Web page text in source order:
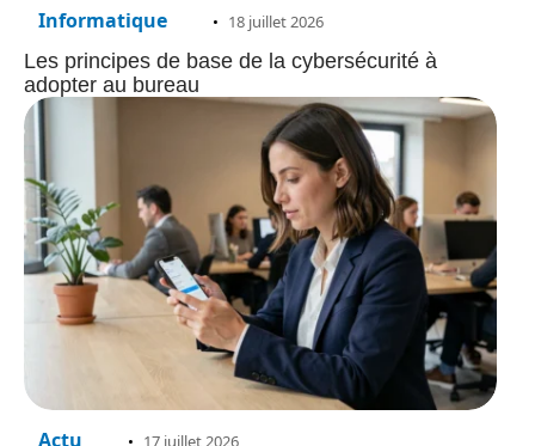
Informatique 18 juillet 2026
Les principes de base de la cybersécurité à
adopter au bureau
Actu 17 juillet 2026